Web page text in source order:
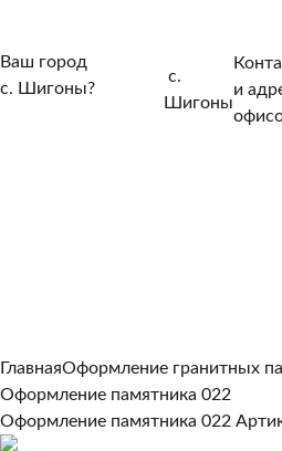
Ваш город
с. Шигоны?
с.
Шигоны
и
ГлавнаяОформление гранитных
Оформление памятника 022
Оформление памятника 022